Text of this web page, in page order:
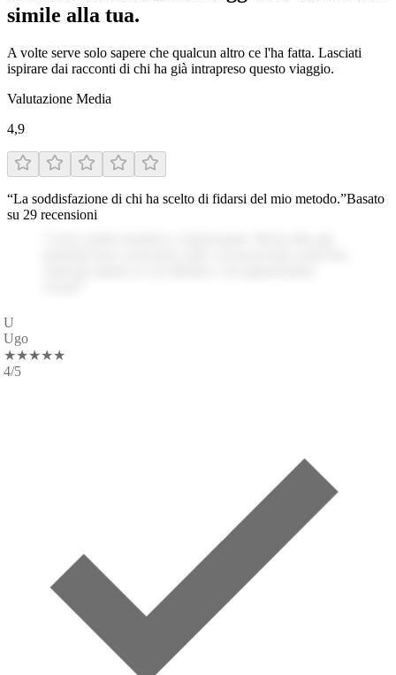
simile alla tua.
A volte serve solo sapere che qualcun altro ce l'ha fatta. Lasciati
ispirare dai racconti di chi ha già intrapreso questo viaggio.
Valutazione Media
4,9
“La soddisfazione di chi ha scelto di fidarsi del mio metodo.”Basato
su 29 recensioni
4